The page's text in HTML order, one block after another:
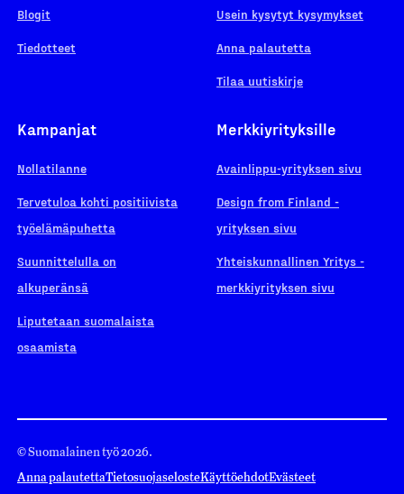
Blogit
Tiedotteet
Usein kysytyt kysymykset
Anna palautetta
Tilaa uutiskirje
Kampanjat
Nollatilanne
Tervetuloa kohti positiivista
työelämäpuhetta
Suunnittelulla on
alkuperänsä
Liputetaan suomalaista
osaamista
Merkkiyrityksille
Avainlippu-yrityksen sivu
Design from Finland -
yrityksen sivu
Yhteiskunnallinen Yritys -
merkkiyrityksen sivu
© Suomalainen työ 2026.
Anna palautettaTietosuojaselosteKäyttöehdotEvästeet